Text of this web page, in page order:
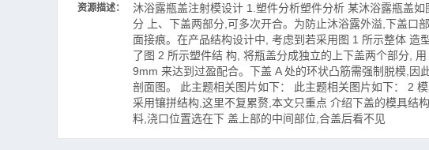
资源描述：
沐浴露瓶盖注射模设计 1.塑件分析塑件分析 某沐浴露瓶盖
分 上、下盖两部分,可多次开合。为防止沐浴露外溢,下盖口
面接痕。在产品结构设计中, 考虑到若采用图 1 所示整体
了图 2 所示塑件结 构, 将瓶盖分成独立的上下盖两个部分,
9mm 来达到过盈配合。下盖 A 处的环状凸筋需强制脱模,
剖面图。 此主题相关图片如下： 此主题相关图片如下： 2
采用镶拼结构,这里不复累赘,本文只重点 介绍下盖的模具结
料,浇口位置选在下 盖上部的中间部位,合盖后看不见